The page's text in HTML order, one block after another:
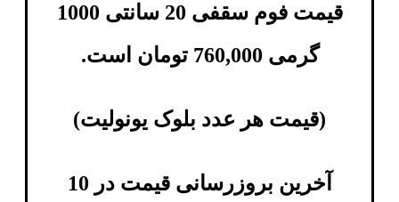
قیمت فوم سقفی 20 سانتی 1000
گرمی 760,000 تومان است.
(قیمت هر عدد بلوک یونولیت)
آخرین بروزرسانی قیمت در 10